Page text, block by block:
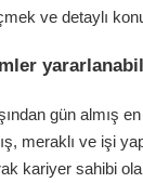
ve detaylı
gün almış
meraklı ve işi
kariyer sahibi